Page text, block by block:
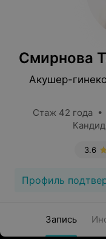
Смирнова
Акушер-
Стаж 42 года •
3.6
Профиль
Запись